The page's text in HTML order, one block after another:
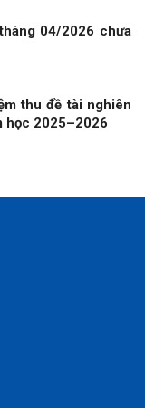
04/2026 chưa
thu đề tài nghiên
học 2025–2026